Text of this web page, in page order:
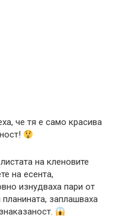
че тя е само красива
на кленовите
на есента,
изнудваха пари от
заплашваха